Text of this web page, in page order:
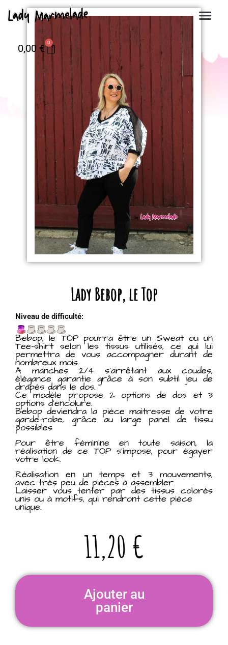
0,00 € 0
Lady Bebop, le Top
Niveau de difficulté:
Bebop, le TOP pourra être un Sweat ou un
Tee-shirt selon les tissus utilisés, ce qui lui
permettra de vous accompagner durant de
nombreux mois.
A manches 2/4 s’arrêtant aux coudes,
élégance garantie grâce à son subtil jeu de
drapés dans le dos.
Ce modèle propose 2 options de dos et 3
options d’encolure.
Bebop deviendra la pièce maitresse de votre
garde-robe, grâce au large panel de tissu
possibles
Pour être féminine en toute saison, la
réalisation de ce TOP s’impose, pour égayer
votre look.
Réalisation en un temps et 3 mouvements,
avec très peu de pièces à assembler.
Laisser vous tenter par des tissus colorés
unis ou à motifs, qui rendront cette pièce
unique.
11,20 €
Ajouter au
panier